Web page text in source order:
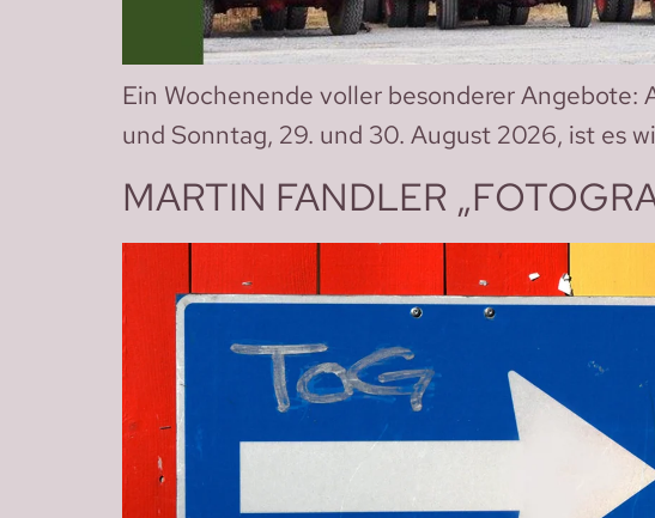
Ein Wochenende voller besonderer
und Sonntag, 29. und 30. August 2026, ist es
MARTIN FANDLER